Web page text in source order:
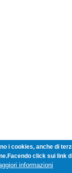
i cookies, anche di
click sui link
informazioni